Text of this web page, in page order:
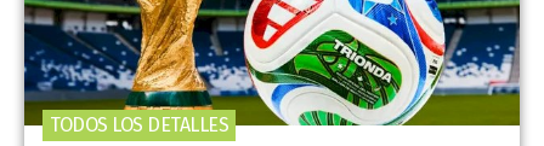
TODOS LOS DETALLES